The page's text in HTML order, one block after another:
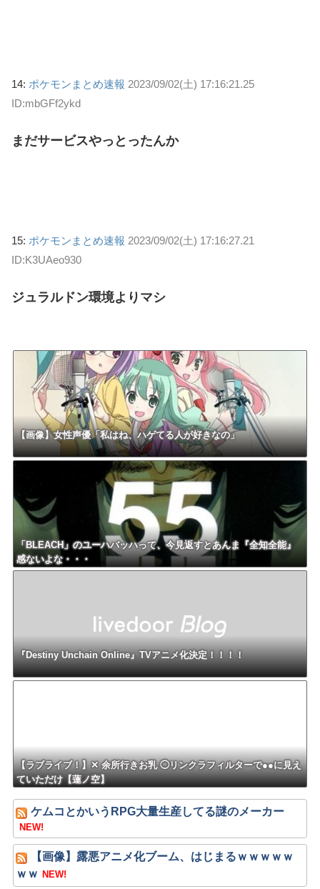
14: ポケモンまとめ速報 2023/09/02(土) 17:16:21.25
ID:mbGFf2ykd
まだサービスやっとったんか
15: ポケモンまとめ速報 2023/09/02(土) 17:16:27.21
ID:K3UAeo930
ジュラルドン環境よりマシ
【画像】女性声優「私はね、ハゲてる人が好きなの」
「BLEACH」のユーハバッハって、今見返すとあんま『全知全能』
感ないよな・・・
『Destiny Unchain Online』TVアニメ化決定！！！！
【ラブライブ！】✕ 余所行きお乳 ◯リンクラフィルターで●●に見え
ていただけ【蓮ノ空】
ケムコとかいうRPG大量生産してる謎のメーカー
NEW!
【画像】露悪アニメ化ブーム、はじまるｗｗｗｗｗ
ｗｗ NEW!